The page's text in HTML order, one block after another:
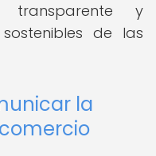
transparente y
de las
la